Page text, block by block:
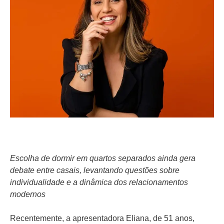
Escolha de dormir em quartos separados ainda gera
debate entre casais, levantando questões sobre
individualidade e a dinâmica dos relacionamentos
modernos
Recentemente, a apresentadora Eliana, de 51 anos,